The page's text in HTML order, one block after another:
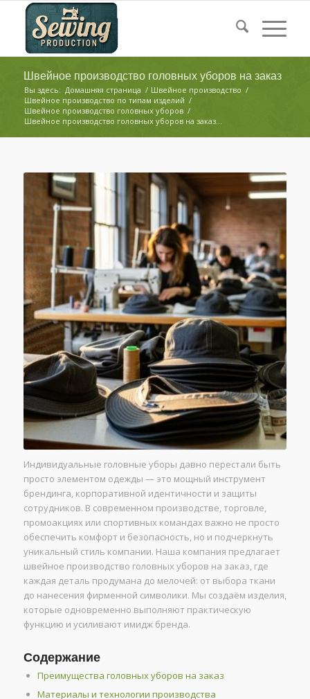
Швейное производство головных уборов на заказ
Вы здесь: Домашняя страница / Швейное производство /
Швейное производство по типам изделий /
Швейное производство головных уборов /
Швейное производство головных уборов на заказ...
Индивидуальные головные уборы давно перестали быть
просто элементом одежды — это мощный инструмент
брендинга, корпоративной идентичности и защиты
сотрудников. В современном производстве, торговле,
промоакциях или спортивных командах важно не просто
обеспечить комфорт и безопасность, но и подчеркнуть
уникальный стиль компании. Наша компания предлагает
швейное производство головных уборов на заказ, где
каждая деталь продумана до мелочей: от выбора ткани
до нанесения фирменной символики. Мы создаём изделия,
которые одновременно выполняют практическую
функцию и усиливают имидж бренда.
Содержание
Преимущества головных уборов на заказ
Материалы и технологии производства